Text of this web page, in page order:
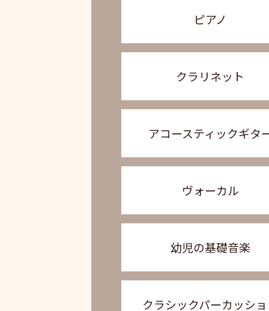
ピアノ
クラリネット
アコースティックギタ
ヴォーカル
幼児の基礎音楽
クラシックパーカッシ